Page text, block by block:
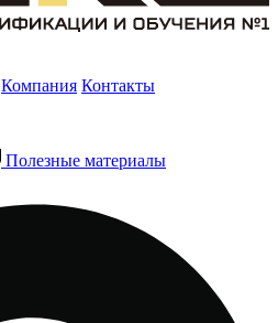
Компания Контакты
Полезные материалы